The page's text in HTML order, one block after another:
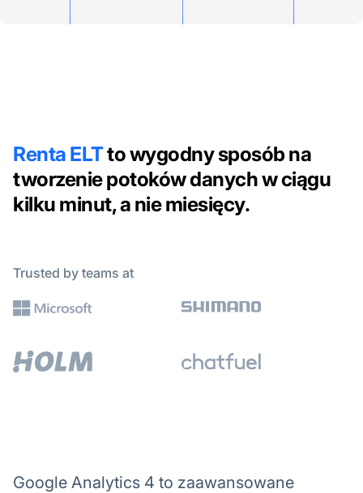
Renta ELTto wygodny sposób na
tworzenie potoków danych w ciągu
kilku minut, a nie miesięcy.
Trusted by teams at
Google Analytics 4 to zaawansowane